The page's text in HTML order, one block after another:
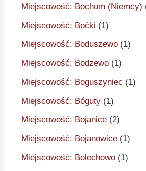
Miejscowość: Bochum (Niemcy)
Miejscowość: Boćki (1)
Miejscowość: Boduszewo (1)
Miejscowość: Bodzewo (1)
Miejscowość: Boguszyniec (1)
Miejscowość: Bóguty (1)
Miejscowość: Bojanice (2)
Miejscowość: Bojanowice (1)
Miejscowość: Bolechowo (1)